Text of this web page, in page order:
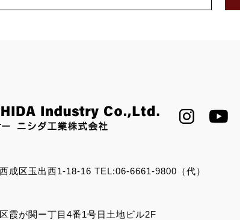
成区玉出西1-18-16 TEL:06-6661-9800（代）
霞が関ー丁目4番1号日土地ビル2F